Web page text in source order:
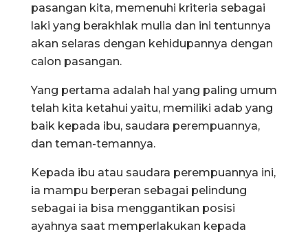
pasangan kita, memenuhi kriteria sebagai
laki yang berakhlak mulia dan ini tentunnya
akan selaras dengan kehidupannya dengan
calon pasangan.
Yang pertama adalah hal yang paling umum
telah kita ketahui yaitu, memiliki adab yang
baik kepada ibu, saudara perempuannya,
dan teman-temannya.
Kepada ibu atau saudara perempuannya ini,
ia mampu berperan sebagai pelindung
sebagai ia bisa menggantikan posisi
ayahnya saat memperlakukan kepada